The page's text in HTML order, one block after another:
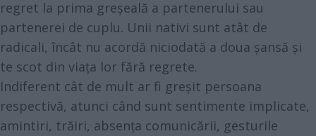
regret la prima greșeală a partenerului sau
partenerei de cuplu. Unii nativi sunt atât de
radicali, încât nu acordă niciodată a doua șansă și
te scot din viața lor fără regrete.
Indiferent cât de mult ar fi greșit persoana
respectivă, atunci când sunt sentimente implicate,
amintiri, trăiri, absența comunicării, gesturile